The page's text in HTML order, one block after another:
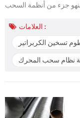
جزء من أنظمة السحب
المقابل، تستخدم أنظمة
العلامات :
تسخين الكربراتير
نظام سحب المحرك